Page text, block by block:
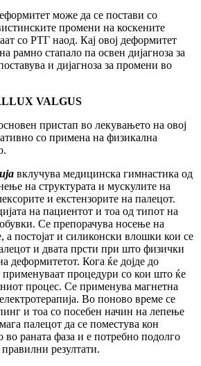
може да се постави со
промени на коскените
со РТГ наод. Кај овој деформитет
рамно стапало па освен дијагноза за
и дијагноза за промени во
VALGUS
пристап во лекувањето на овој
со примена на физикална
вклучува медицинска гимнастика од
на структурата и мускулите на
и екстензорите на палецот.
на пациентот и тоа од типот на
Се препорачува носење на
а постојат и силиконски влошки кои се
и двата прсти при што физички
деформитетот. Кога ќе дојде до
применуваат процедури со кои што ќе
процес. Се применува магнетна
Во поново време се
и тоа со посебен начин на лепење
палецот да се поместува кон
раната фаза и е потребно подолго
правилни резултати.